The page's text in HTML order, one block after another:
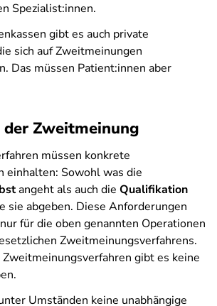
Spezialist:innen.
gibt es auch private
sich auf Zweitmeinungen
Das müssen Patient:innen aber
Zweitmeinung
müssen konkrete
einhalten: Sowohl was die
angeht als auch die Qualifikation
sie abgeben. Diese Anforderungen
für die oben genannten Operationen
Zweitmeinungsverfahrens.
gibt es keine
Umständen keine unabhängige